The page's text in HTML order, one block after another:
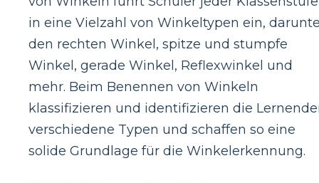
in eine Vielzahl von Winkeltypen ein,
den rechten Winkel, spitze und stumpfe
Winkel, gerade Winkel, Reflexwinkel und
mehr. Beim Benennen von Winkeln
klassifizieren und identifizieren die
verschiedene Typen und schaffen so eine
solide Grundlage für die Winkelerkennung.